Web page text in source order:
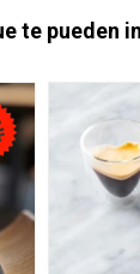
te pueden